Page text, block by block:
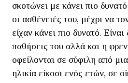
σκοτώνει με κάνει πιο
οι ασθένειές του, μέχρι να
είχαν κάνει πιο δυνατό. Είναι
παθήσεις του αλλά και η
οφείλονται σε σύφιλη από
ηλικία είκοσι ενός ετών, σε